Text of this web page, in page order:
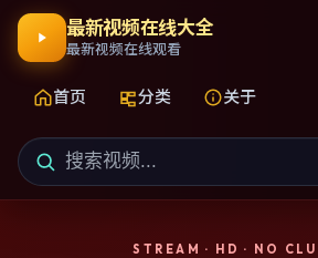
最新视频在线大全
最新视频在线观看
首页 分类 关于
STREAM · HD · NO